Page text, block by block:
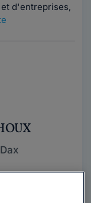
d'entreprises,